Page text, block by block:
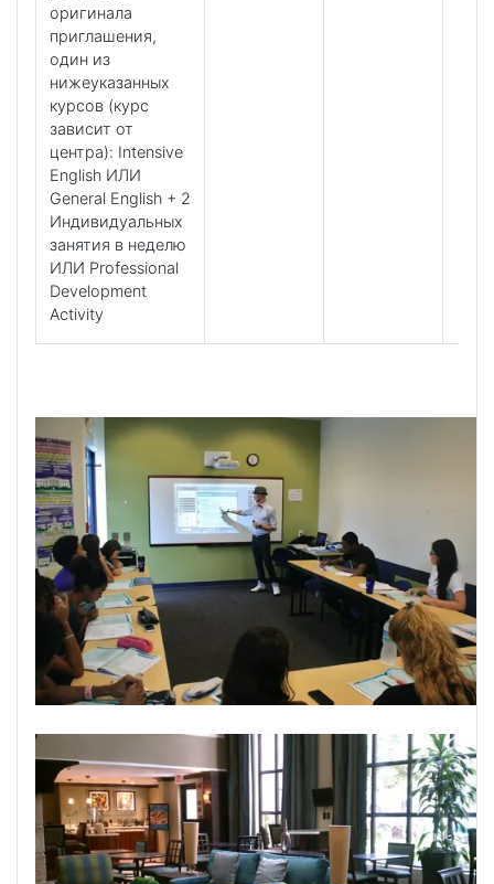
оригинала
приглашения,
один из
нижеуказанных
курсов (курс
зависит от
центра): Intensive
English ИЛИ
General English + 2
Индивидуальных
занятия в неделю
ИЛИ Professional
Development
Activity